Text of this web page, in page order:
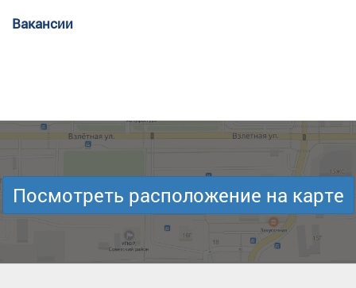
Вакансии
Посмотреть расположение на карте